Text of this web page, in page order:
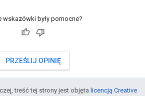
wskazówki były pomocne?
PRZEŚLIJ OPINIĘ
treść tej strony jest objęta licencją Creative